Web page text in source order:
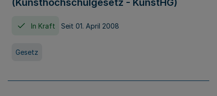
(Kunsthochschulgesetz - KunstHG)
In Kraft Seit 01. April 2008
Gesetz